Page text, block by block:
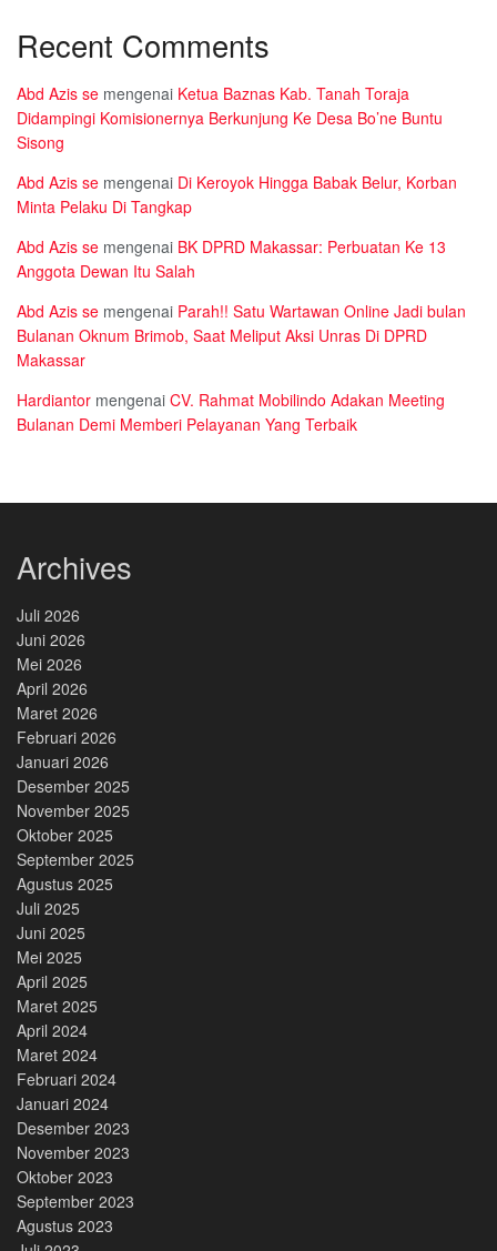
Recent Comments
Abd Azis se mengenai Ketua Baznas Kab. Tanah Toraja
Didampingi Komisionernya Berkunjung Ke Desa Bo’ne Buntu
Sisong
Abd Azis se mengenai Di Keroyok Hingga Babak Belur, Korban
Minta Pelaku Di Tangkap
Abd Azis se mengenai BK DPRD Makassar: Perbuatan Ke 13
Anggota Dewan Itu Salah
Abd Azis se mengenai Parah!! Satu Wartawan Online Jadi bulan
Bulanan Oknum Brimob, Saat Meliput Aksi Unras Di DPRD
Makassar
Hardiantor mengenai CV. Rahmat Mobilindo Adakan Meeting
Bulanan Demi Memberi Pelayanan Yang Terbaik
Archives
Juli 2026
Juni 2026
Mei 2026
April 2026
Maret 2026
Februari 2026
Januari 2026
Desember 2025
November 2025
Oktober 2025
September 2025
Agustus 2025
Juli 2025
Juni 2025
Mei 2025
April 2025
Maret 2025
April 2024
Maret 2024
Februari 2024
Januari 2024
Desember 2023
November 2023
Oktober 2023
September 2023
Agustus 2023